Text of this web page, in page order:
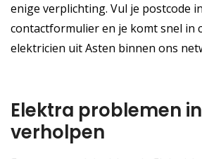
enige verplichting. Vul je postcode
contactformulier en je komt snel in
elektricien uit Asten binnen ons
Elektra problemen
verholpen